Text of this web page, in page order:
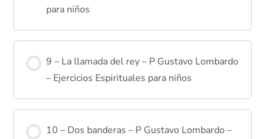
para niños
9 – La llamada del rey – P Gustavo Lombardo
– Ejercicios Espirituales para niños
10 – Dos banderas – P Gustavo Lombardo –